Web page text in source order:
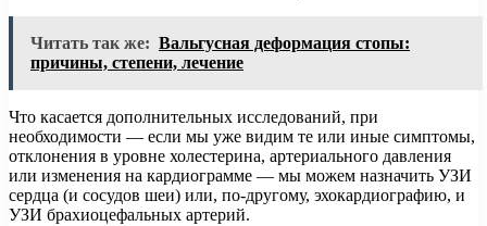
Читать так же: Вальгусная деформация стопы:
причины, степени, лечение
Что касается дополнительных исследований, при
необходимости — если мы уже видим те или иные симптомы,
отклонения в уровне холестерина, артериального давления
или изменения на кардиограмме — мы можем назначить УЗИ
сердца (и сосудов шеи) или, по-другому, эхокардиографию, и
УЗИ брахиоцефальных артерий.